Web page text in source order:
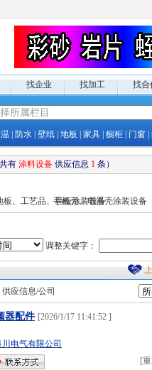
找企业 找加工 找合
防水 壁纸 地板 家具 橱柜 门窗
有 涂料设备 供应信息 1 条）
板、工艺品、墙板涂装设备
手机壳、电器壳涂装设备
调整关键字：
供应信息/公司
器配件 [2026/1/17 11:41:52 ]
电气有限公司
[